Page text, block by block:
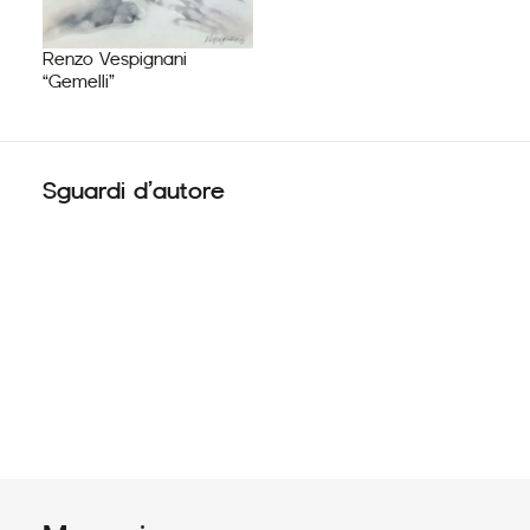
Renzo Vespignani
“Gemelli”
Sguardi d’autore